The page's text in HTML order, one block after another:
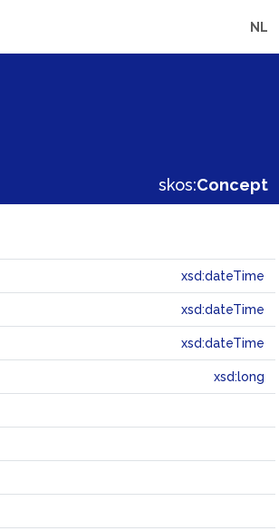
NL
skos:Concept
xsd:dateTime
xsd:dateTime
xsd:dateTime
xsd:long